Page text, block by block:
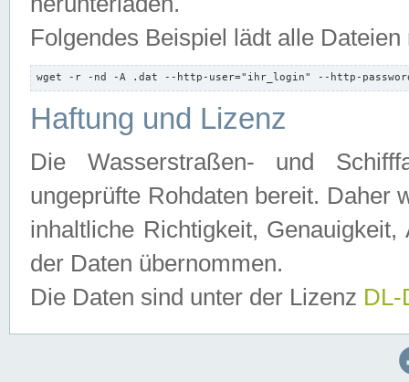
Folgendes Beispiel lädt alle
wget -r -nd -A .dat --http-user="ihr_login" --http-
Haftung und Lizenz
Die Wasserstraßen- und
ungeprüfte Rohdaten bereit. Daher
inhaltliche Richtigkeit,
der Daten übernommen.
Die Daten sind unter der Lizenz